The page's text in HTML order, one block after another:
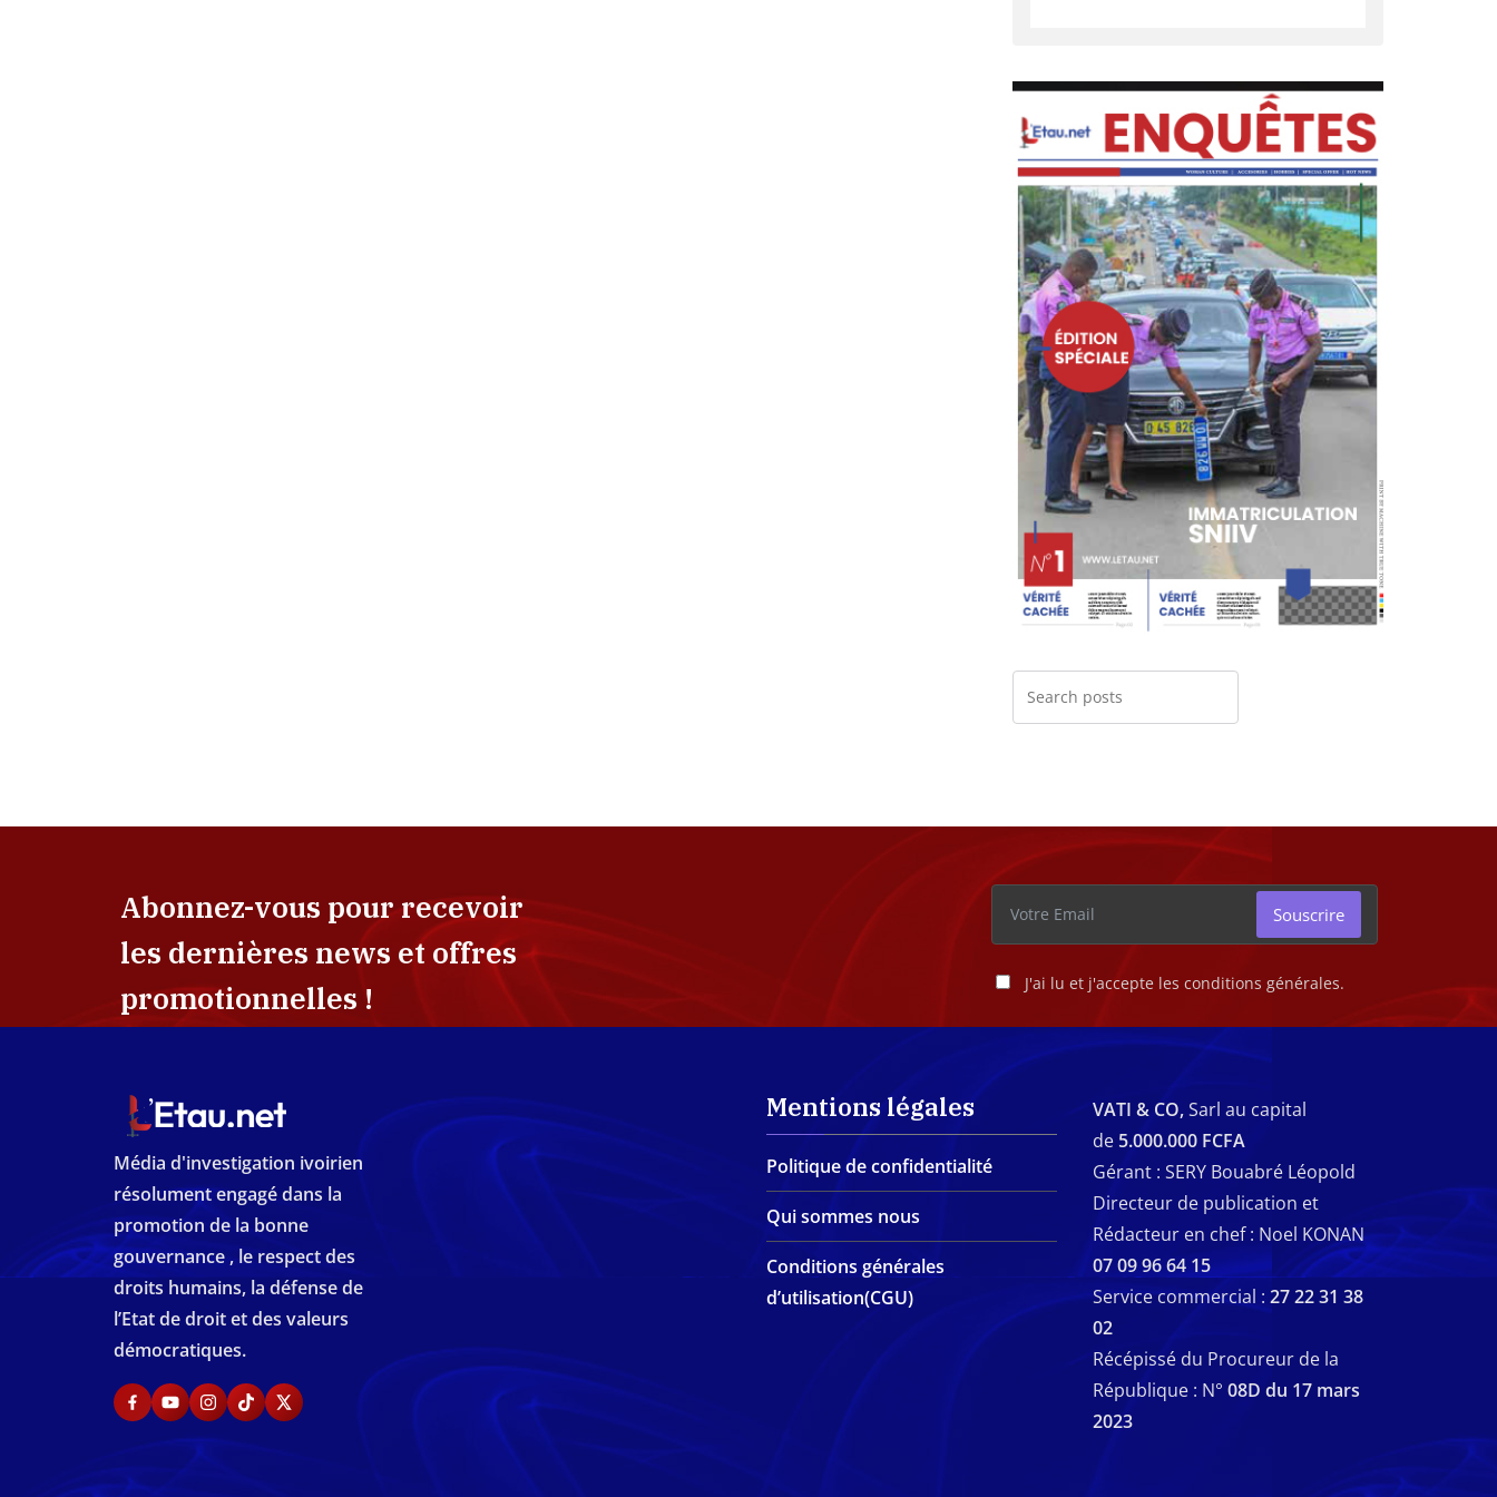
Abonnez-vous pour recevoir
les dernières news et offres
promotionnelles !
J'ai lu et j'accepte les conditions générales.
Souscrire
Média d'investigation ivoirien
résolument engagé dans la
promotion de la bonne
gouvernance , le respect des
droits humains, la défense de
l’Etat de droit et des valeurs
démocratiques.
Mentions légales
Politique de confidentialité
Qui sommes nous
Conditions générales
d’utilisation(CGU)
VATI & CO,Sarl au capital
de 5.000.000 FCFA
Gérant : SERY Bouabré Léopold
Directeur de publication et
Rédacteur en chef : Noel KONAN
07 09 96 64 15
Service commercial : 27 22 31 38
02
Récépissé du Procureur de la
République : N° 08D du 17 mars
2023